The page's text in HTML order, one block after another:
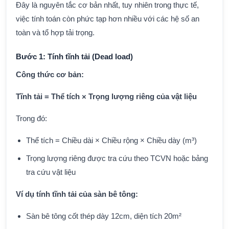
Đây là nguyên tắc cơ bản nhất, tuy nhiên trong thực tế,
việc tính toán còn phức tạp hơn nhiều với các hệ số an
toàn và tổ hợp tải trọng.
Bước 1: Tính tĩnh tải (Dead load)
Công thức cơ bản:
Tĩnh tải = Thể tích × Trọng lượng riêng của vật liệu
Trong đó:
Thể tích = Chiều dài × Chiều rộng × Chiều dày (m³)
Trọng lượng riêng được tra cứu theo TCVN hoặc bảng
tra cứu vật liệu
Ví dụ tính tĩnh tải của sàn bê tông:
Sàn bê tông cốt thép dày 12cm, diện tích 20m²